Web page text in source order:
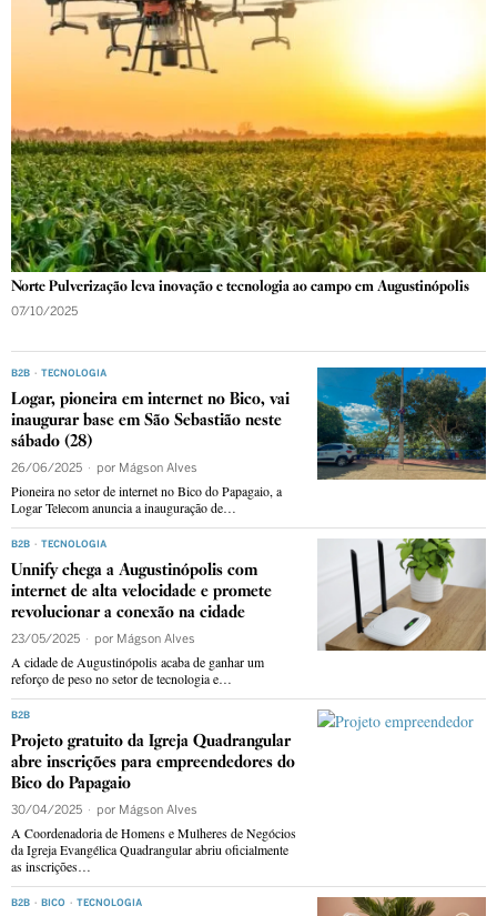
Norte Pulverização leva inovação e tecnologia ao campo em Augustinópolis
07/10/2025
B2B · TECNOLOGIA
Logar, pioneira em internet no Bico, vai
inaugurar base em São Sebastião neste
sábado (28)
26/06/2025 por Mágson Alves
Pioneira no setor de internet no Bico do Papagaio, a
Logar Telecom anuncia a inauguração de…
B2B · TECNOLOGIA
Unnify chega a Augustinópolis com
internet de alta velocidade e promete
revolucionar a conexão na cidade
23/05/2025 por Mágson Alves
A cidade de Augustinópolis acaba de ganhar um
reforço de peso no setor de tecnologia e…
B2B
Projeto gratuito da Igreja Quadrangular
abre inscrições para empreendedores do
Bico do Papagaio
30/04/2025 por Mágson Alves
A Coordenadoria de Homens e Mulheres de Negócios
da Igreja Evangélica Quadrangular abriu oficialmente
as inscrições…
B2B · BICO · TECNOLOGIA